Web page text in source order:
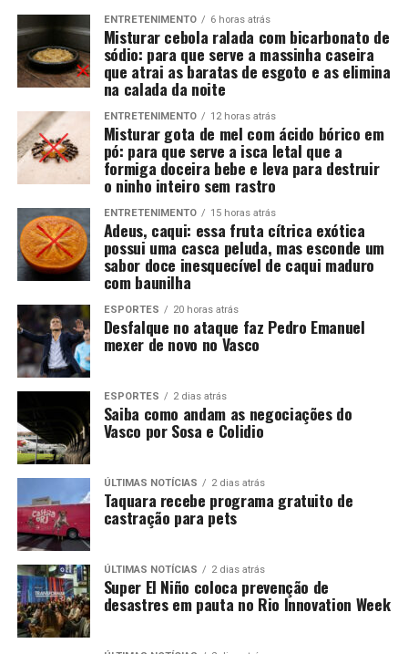
ENTRETENIMENTO 6 horas atrás
Misturar cebola ralada com bicarbonato de
sódio: para que serve a massinha caseira
que atrai as baratas de esgoto e as elimina
na calada da noite
ENTRETENIMENTO 12 horas atrás
Misturar gota de mel com ácido bórico em
pó: para que serve a isca letal que a
formiga doceira bebe e leva para destruir
o ninho inteiro sem rastro
ENTRETENIMENTO 15 horas atrás
Adeus, caqui: essa fruta cítrica exótica
possui uma casca peluda, mas esconde um
sabor doce inesquecível de caqui maduro
com baunilha
ESPORTES 20 horas atrás
Desfalque no ataque faz Pedro Emanuel
mexer de novo no Vasco
ESPORTES 2 dias atrás
Saiba como andam as negociações do
Vasco por Sosa e Colidio
ÚLTIMAS NOTÍCIAS 2 dias atrás
Taquara recebe programa gratuito de
castração para pets
ÚLTIMAS NOTÍCIAS 2 dias atrás
Super El Niño coloca prevenção de
desastres em pauta no Rio Innovation Week